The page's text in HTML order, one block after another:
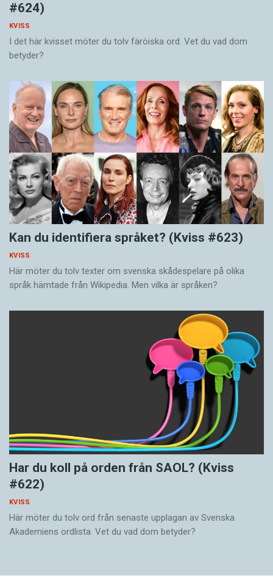
#624)
KVISS
I det här kvisset möter du tolv färöiska ord. Vet du vad dom
betyder?
Kan du identifiera språket? (Kviss #623)
KVISS
Här möter du tolv texter om svenska skådespelare på olika
språk hämtade från Wikipedia. Men vilka är språken?
Har du koll på orden från SAOL? (Kviss
#622)
KVISS
Här möter du tolv ord från senaste upplagan av Svenska
Akademiens ordlista. Vet du vad dom betyder?